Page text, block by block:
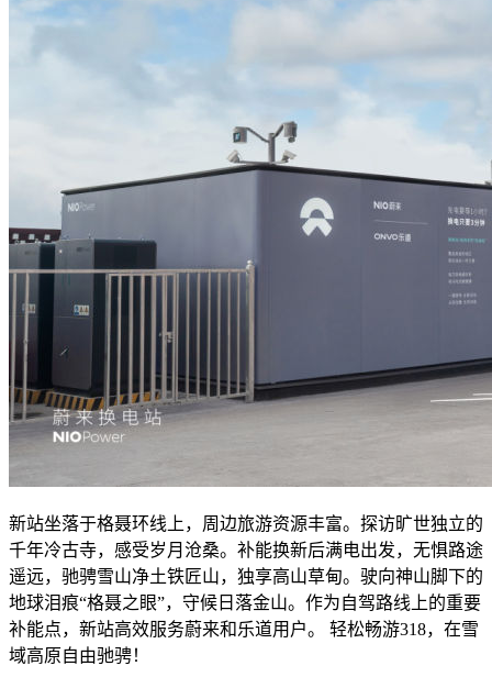
新站坐落于格聂环线上，周边旅游资源丰富。探访旷世独立的
千年冷古寺，感受岁月沧桑。补能换新后满电出发，无惧路途
遥远，驰骋雪山净土铁匠山，独享高山草甸。驶向神山脚下的
地球泪痕“格聂之眼”，守候日落金山。作为自驾路线上的重要
补能点，新站高效服务蔚来和乐道用户。 轻松畅游318，在雪
域高原自由驰骋！